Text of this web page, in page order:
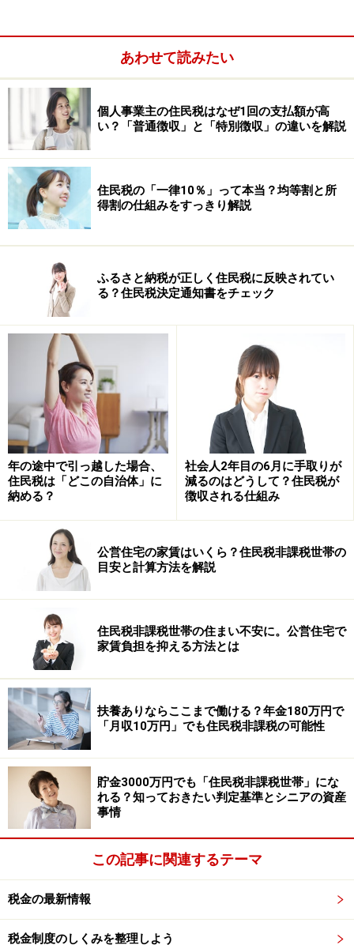
このように、住民税の納付先が新しい自治体に変わるの
は、引っ越し後に最初に迎える1月1日からです。つま
り、2026年中に名古屋市へ転居した場合、名古屋市に住
民税を納めるのは2027年度分（2026年中の所得に対する
住民税）からとなります。
引っ越し時の手続きは、会社員と自営業者
で異なる
会社員（給与から天引きの場合）は、まず市区町村で住
民票の異動手続きを行い、勤務先にも住所変更を届け出
ましょう。自営業者・フリーランス（自分で納める場
合）は、市区町村へ転出届と転入届（同じ市区町村内の
場合は転居届）を提出し、住民票の異動手続きを行いま
しょう。
なぜ6月に旧住所から通知が来るの？
住民税は毎年6月から翌年5月にかけて納付します。給与
天引き（特別徴収）の会社員の場合、6月の給与から新
しい年度の天引きが始まります。春（4～5月）に引っ越
した場合でも、6月からの天引きは旧住所の自治体に納
める税額 で計算されたものです。そのため、旧住所の自
治体から会社に通知が届き、その金額が給与から引かれ
ることになりますが、これは正しい手続きです。詳細は
勤務先または自治体に確認しましょう。
自営業者など普通徴収の方には、6月に旧住所の自治体
から納税通知書が届きます。
まとめ
住民税の納付先は、その年の1月1日時点で住民票があっ
た自治体です。そのため、年の途中で引っ越しても、そ
の年度の住民税は引っ越し前の自治体へ納めることにな
ります。
あわせて読みたい
個人事業主の住民税はなぜ1回の支払額が高
い？「普通徴収」と「特別徴収」の違いを解説
住民税の「一律10％」って本当？均等割と所
得割の仕組みをすっきり解説
ふるさと納税が正しく住民税に反映されてい
る？住民税決定通知書をチェック
年の途中で引っ越した場合、
住民税は「どこの自治体」に
納める？
社会人2年目の6月に手取りが
減るのはどうして？住民税が
徴収される仕組み
公営住宅の家賃はいくら？住民税非課税世帯の
目安と計算方法を解説
住民税非課税世帯の住まい不安に。公営住宅で
家賃負担を抑える方法とは
扶養ありならここまで働ける？年金180万円で
「月収10万円」でも住民税非課税の可能性
貯金3000万円でも「住民税非課税世帯」にな
れる？知っておきたい判定基準とシニアの資産
事情
この記事に関連するテーマ
税金の最新情報
税金制度のしくみを整理しよう